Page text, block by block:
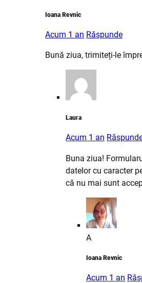
Ioana Revnic
Acum 1 an Răspunde
Bună ziua, trimiteți-le
Laura
Acum 1 an
Buna ziua!
datelor cu caracter
că nu mai sunt
A
Ioana Revnic
Acum 1 an